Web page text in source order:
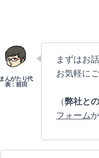
まずはお
お気軽に
（弊社と
フォーム